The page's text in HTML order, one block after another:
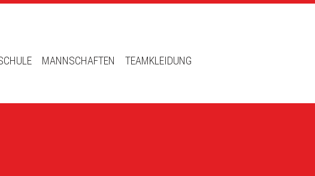
MANNSCHAFTEN TEAMKLEIDUNG